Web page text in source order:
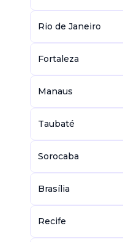
Rio de Janeiro
Fortaleza
Manaus
Taubaté
Sorocaba
Brasília
Recife